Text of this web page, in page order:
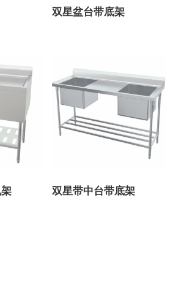
双星盆台带底架
双星带中台带底架